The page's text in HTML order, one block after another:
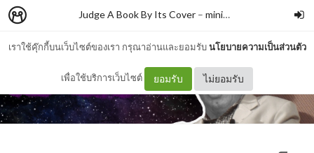
เราใช้คุ๊กกี้บนเว็บไซต์ของเรา กรุณาอ่านและยอมรับนโยบายความเป็นส่วนตัว
เพื่อใช้บริการเว็บไซต์ ยอมรับ ไม่ยอมรับ
Judge A Book By Its Cover – minimore